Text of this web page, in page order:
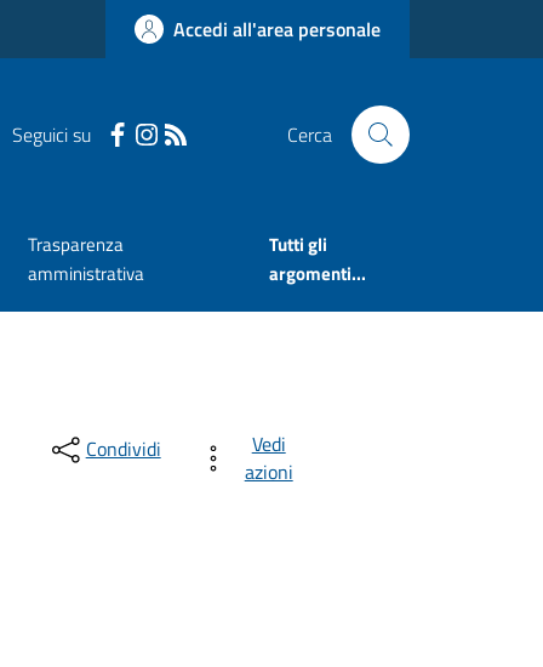
Accedi all'area personale
Seguici su Cerca
Trasparenza
amministrativa
Tutti gli
argomenti...
Condividi
Vedi
azioni